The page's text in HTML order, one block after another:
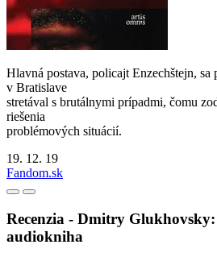
Hlavná postava, policajt Enzechštejn, sa
v Bratislave
stretával s brutálnymi prípadmi, čomu
riešenia
problémových situácií.
19. 12. 19
Fandom.sk
Recenzia - Dmitry
audiokniha